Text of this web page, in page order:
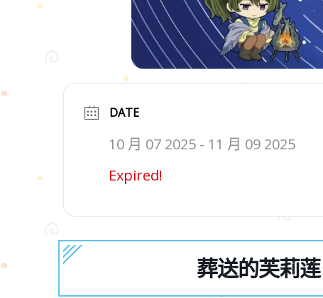
DATE
10 月 07 2025 - 11 月 09 2025
Expired!
葬送的芙莉